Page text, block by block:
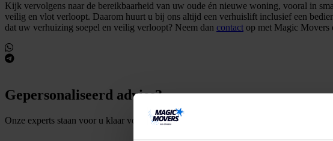
Kijk vervolgens naar de bereikbaarheid van uw oude én nieuwe woning, vooral in
veilig en vlot verloopt. Daarom huurt u bij ons altijd een verhuislift inclusief een
dat uw verhuizing soepel en veilig verloopt? Neem dan contact op met Magic Movers
Gepersonaliseerd advies?
Onze experts staan voor u klaar voor elke vraag!